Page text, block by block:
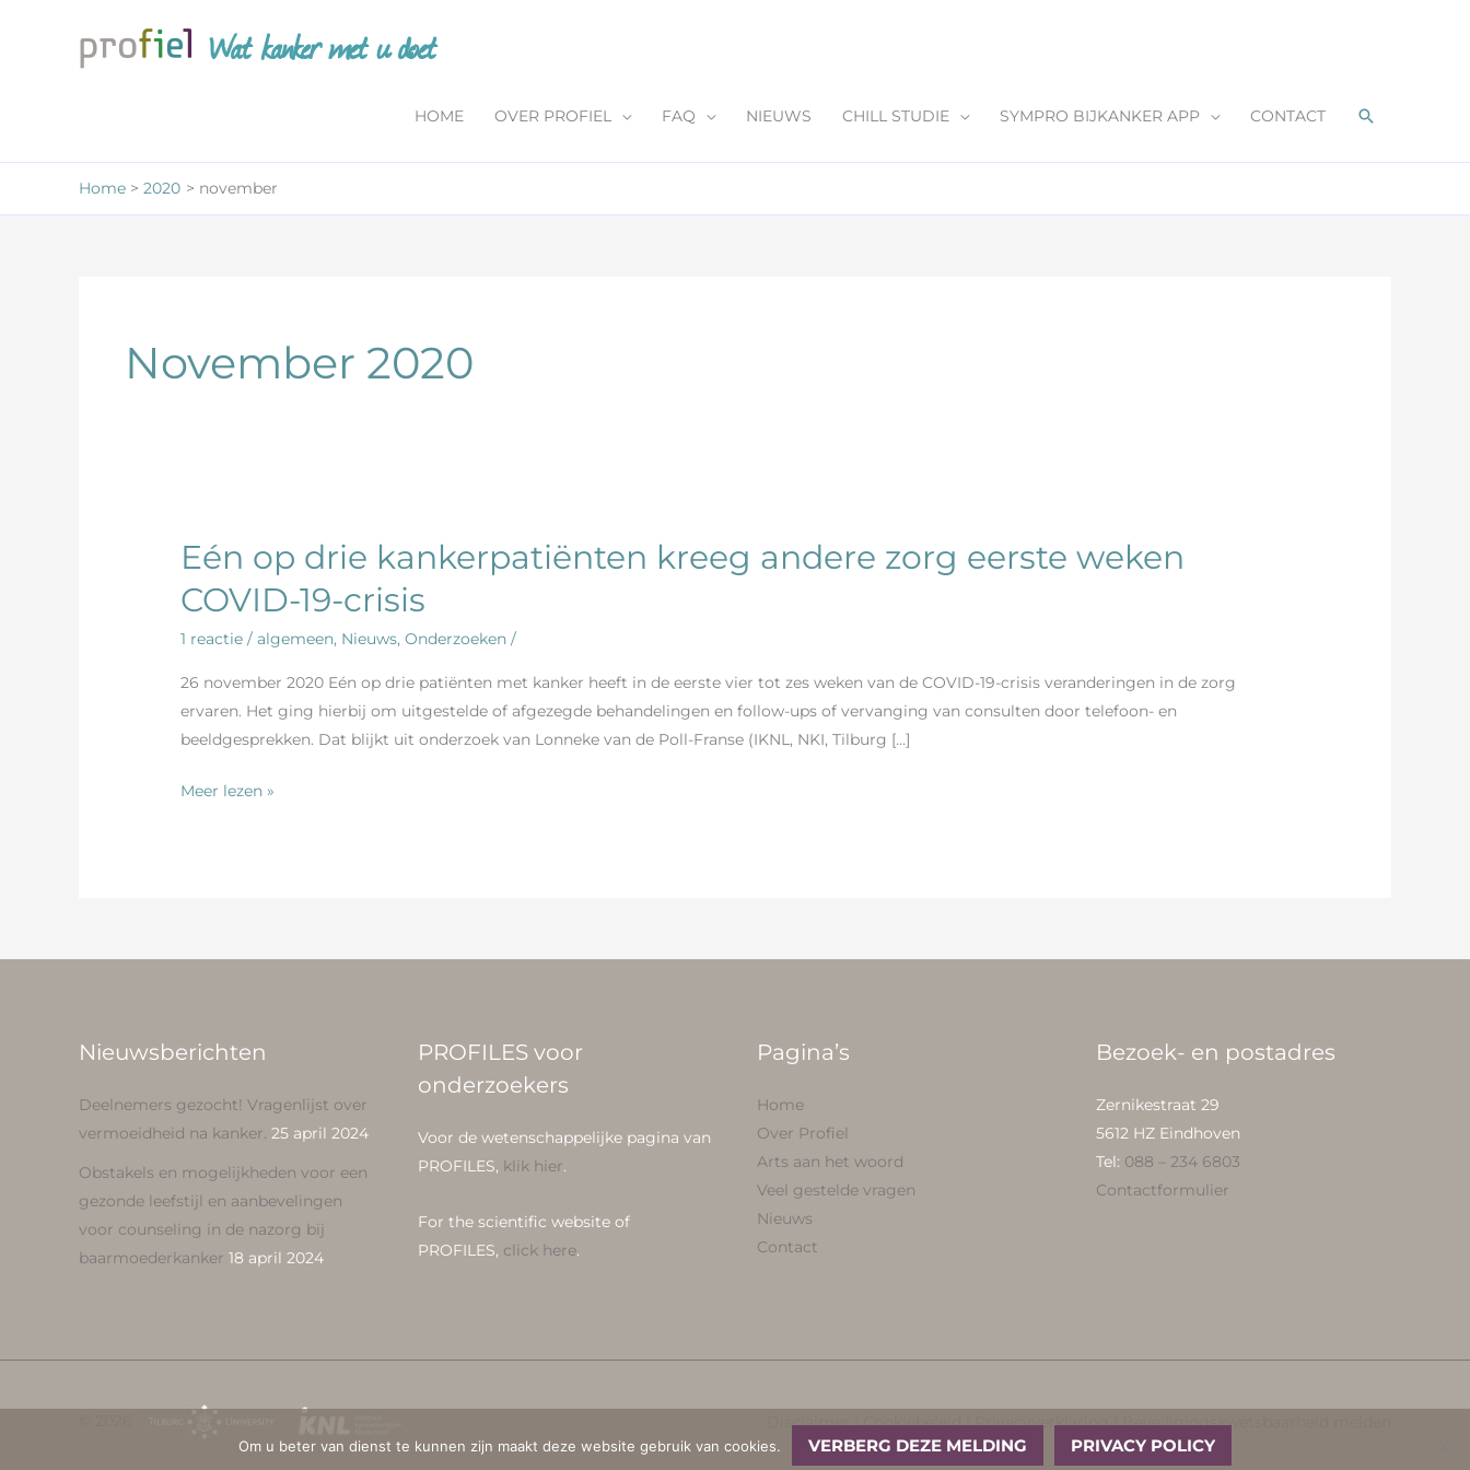
Wat kanker met u doet
HOME OVER PROFIEL FAQ NIEUWS CHILL STUDIE SYMPRO BIJKANKER APP CONTACT Zoeken
Home 2020 november
November 2020
Eén op drie kankerpatiënten kreeg andere zorg eerste weken
COVID-19-crisis
1 reactie /algemeen, Nieuws,Onderzoeken /
26 november 2020 Eén op drie patiënten met kanker heeft in de eerste vier tot zes weken van de COVID-19-crisis veranderingen in de zorg
ervaren. Het ging hierbij om uitgestelde of afgezegde behandelingen en follow-ups of vervanging van consulten door telefoon- en
beeldgesprekken. Dat blijkt uit onderzoek van Lonneke van de Poll-Franse (IKNL, NKI, Tilburg […]
Eén
drie
kankerpatiënten
andere
zorg
eerste
Meer lezen »
Nieuwsberichten
Deelnemers gezocht! Vragenlijst over
vermoeidheid na kanker. 25 april 2024
Obstakels en mogelijkheden voor een
gezonde leefstijl en aanbevelingen
voor counseling in de nazorg bij
baarmoederkanker 18 april 2024
PROFILES voor
onderzoekers
Voor de wetenschappelijke pagina van
PROFILES, klik hier.
For the scientific website of
PROFILES, click here.
Pagina’s
Home
Over Profiel
Arts aan het woord
Veel gestelde vragen
Nieuws
Contact
Bezoek- en postadres
Zernikestraat 29
5612 HZ Eindhoven
Tel: 088 – 234 6803
Contactformulier
Disclaimer|Cookiebeleid|Privacyverklaring|Beveiligingskwetsbaarheid melden
Om u beter van dienst te kunnen zijn maakt deze website gebruik van cookies. VERBERG DEZE MELDING PRIVACY POLICY